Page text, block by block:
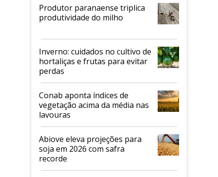
Produtor paranaense triplica
produtividade do milho
Inverno: cuidados no cultivo de
hortaliças e frutas para evitar
perdas
Conab aponta índices de
vegetação acima da média nas
lavouras
Abiove eleva projeções para
soja em 2026 com safra
recorde